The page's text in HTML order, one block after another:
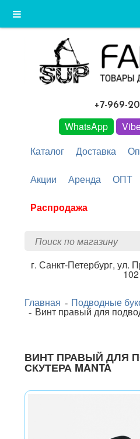
+7-969-
WhatsApp
Каталог
Доставка
Акции Аренда ОПТ
Распродажа
г. Санкт-Петербург, ул.
102
Главная Подводные
Винт правый для
ВИНТ ПРАВЫЙ ДЛЯ
СКУТЕРА MANTA